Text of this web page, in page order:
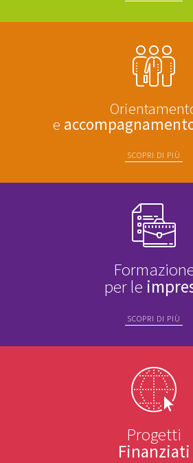
e
SCOPRI DI PIÙ
per le
SCOPRI DI PIÙ
Progetti
Finanziati